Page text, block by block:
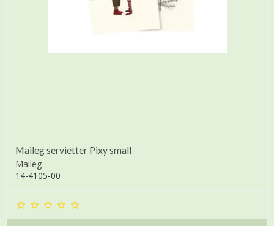
Maileg servietter Pixy small
Maileg
14-4105-00